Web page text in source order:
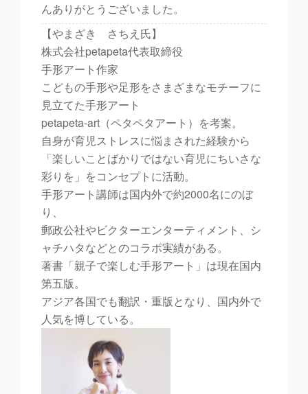
んありがとうございました。
【やまざき さちえ氏】
株式会社petapeta代表取締役
手形アート作家
こどもの手形や足形をさまざまなモチーフに
見立てた手形アート
petapeta-art（ペタペタアート）を考案。
自身が育児ストレスに悩まされた経験から
「楽しいことばかりではない育児にちいさな
彩りを」をコンセプトに活動。
手形アート講師は国内外で約2000名にのぼ
り、
郵政公社やビクターエンターティメント、シ
ャチハタなどとのコラボ実績がある。
著書「親子で楽しむ手形アート」は現在国内
第五版。
アジア各国でも翻訳・重版となり、国内外で
人気を博している。